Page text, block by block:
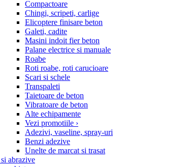
Compactoare
Chingi, scripeti, carlige
Elicoptere finisare beton
Galeti, cadite
Masini indoit fier beton
Palane electrice si manuale
Roabe
Roti roabe, roti carucioare
Scari si schele
Transpaleti
Taietoare de beton
Vibratoare de beton
Alte echipamente
Vezi promotiile ›
Adezivi, vaseline, spray-uri
Benzi adezive
Unelte de marcat si trasat
abrazive